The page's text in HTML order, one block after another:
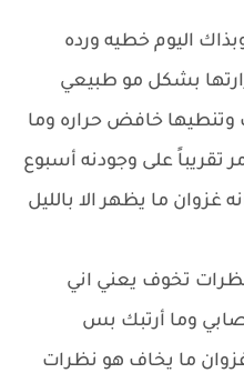
اليوم خطيه ورده
بشكل مو طبيعي
وتنطيها خافض حراره وما
الا بعد 3 أيام ومر تقريباً على وجودنه أسبوع
غزوان ما يظهر الا بالليل
تخوف يعني اني
وما أرتبك بس
ما يخاف هو نظرات